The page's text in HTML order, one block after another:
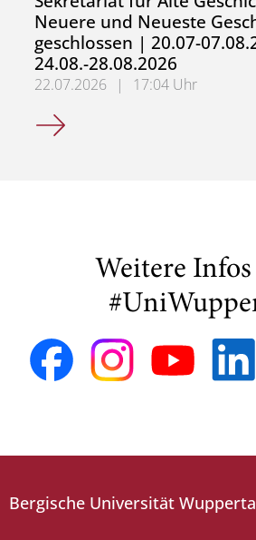
Neuere und Neueste
geschlossen | 20.07-
24.08.-28.08.2026
22.07.2026 |
17:04 Uhr
Sekretariat für Alte Geschichte
Weitere
Bergische Universität